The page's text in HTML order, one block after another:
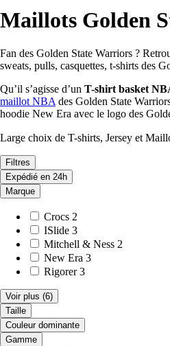
Maillots Golden
Fan des Golden State Warriors ?
sweats, pulls, casquettes, t-shirts des
Qu’il s’agisse d’un T-shirt basket
maillot NBA des Golden State
hoodie New Era avec le logo des
Large choix de T-shirts, Jersey et
Filtres
Expédié en 24h
Marque
Crocs 2
ISlide 3
Mitchell & Ness 2
New Era 3
Rigorer 3
Voir plus (6)
Taille
Couleur dominante
Gamme